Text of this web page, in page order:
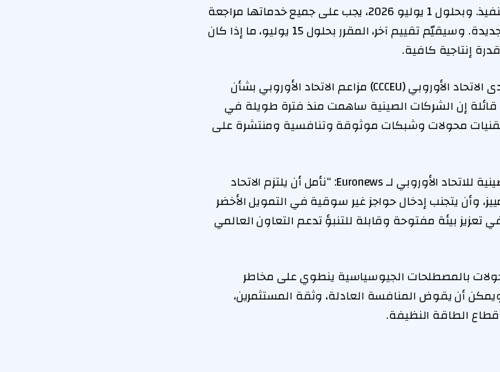
وقد وضعت المفوضية جدولًا زمنيًا طموحًا للتنفيذ. وبحلول 1 يوليو 2026، يجب على جميع خدماتها مراجعة
الأنشطة الجارية واقتراح كيفية دمج القيود الجديدة. وسيقيّم تقييم آخر، المقرر بحلول 15 يوليو، ما إذا كان
إنتاجية كافية.
في يوم الاثنين، رفضت غرفة التجارة الصينية لدى الاتحاد الأوروبي (CCCEU) مزاعم الاتحاد الأوروبي بشأن
إن الشركات الصينية ساهمت منذ فترة طويلة في
تقنيات محولات وشبكات موثوقة وتنافسية ومنتشرة على
وصرح متحدث باسم غرفة التجارة والصناعة الصينية للاتحاد الأوروبي لـ Euronews: “نأمل أن يلتزم الاتحاد
وأن يتجنب إدخال حواجز غير سوقية في التمويل الأخضر
تعزيز بيئة مفتوحة وقابلة للتنبؤ تدعم التعاون العالمي
بالمصطلحات الجيوسياسية ينطوي على مخاطر
ويمكن أن يقوض المنافسة العادلة، وثقة المستثمرين،
قطاع الطاقة النظيفة.